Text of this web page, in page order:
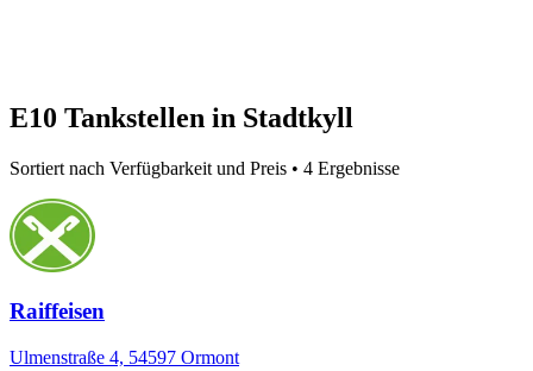
E10 Tankstellen in Stadtkyll
Sortiert nach Verfügbarkeit und Preis • 4 Ergebnisse
Raiffeisen
Ulmenstraße 4, 54597 Ormont